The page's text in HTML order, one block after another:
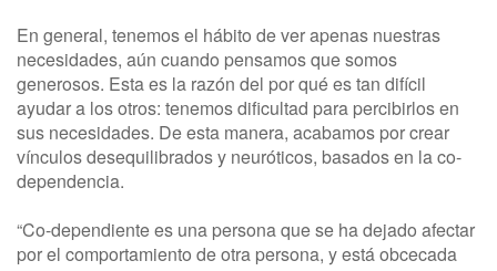
En general, tenemos el hábito de ver apenas nuestras
necesidades, aún cuando pensamos que somos
generosos. Esta es la razón del por qué es tan difícil
ayudar a los otros: tenemos dificultad para percibirlos en
sus necesidades. De esta manera, acabamos por crear
vínculos desequilibrados y neuróticos, basados en la co-
dependencia.
“Co-dependiente es una persona que se ha dejado afectar
por el comportamiento de otra persona, y está obcecada